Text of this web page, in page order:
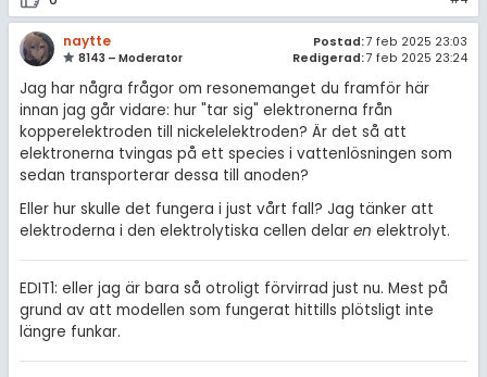
naytte
8143 – Moderator
Postad:7 feb 2025 23:03
Redigerad:7 feb 2025 23:24
Jag har några frågor om resonemanget du framför här
innan jag går vidare: hur "tar sig" elektronerna från
kopperelektroden till nickelelektroden? Är det så att
elektronerna tvingas på ett species i vattenlösningen som
sedan transporterar dessa till anoden?
Eller hur skulle det fungera i just vårt fall? Jag tänker att
elektroderna i den elektrolytiska cellen delar en elektrolyt.
EDIT1: eller jag är bara så otroligt förvirrad just nu. Mest på
grund av att modellen som fungerat hittills plötsligt inte
längre funkar.